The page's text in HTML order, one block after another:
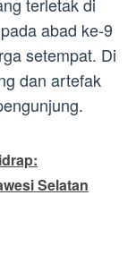
terletak di
abad ke-9
setempat. Di
dan artefak
Selatan